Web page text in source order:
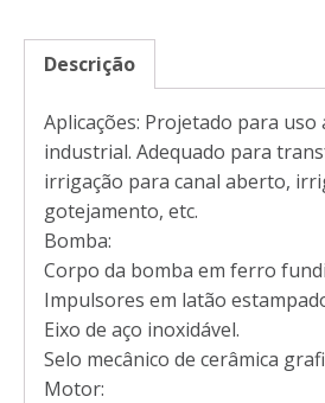
Descrição
Aplicações: Projetado para uso
industrial. Adequado para
irrigação para canal aberto,
gotejamento, etc.
Bomba:
Corpo da bomba em ferro
Impulsores em latão
Eixo de aço inoxidável.
Selo mecânico de cerâmica
Motor: